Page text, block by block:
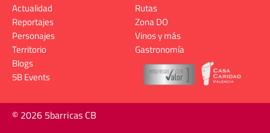
Actualidad
Reportajes
Personajes
Territorio
Rutas
Zona DO
Vinos y más
Gastronomía
Blogs
5B Events
© 2026 5barricas CB